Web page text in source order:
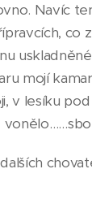
Navíc
co
mojí
v lesíku